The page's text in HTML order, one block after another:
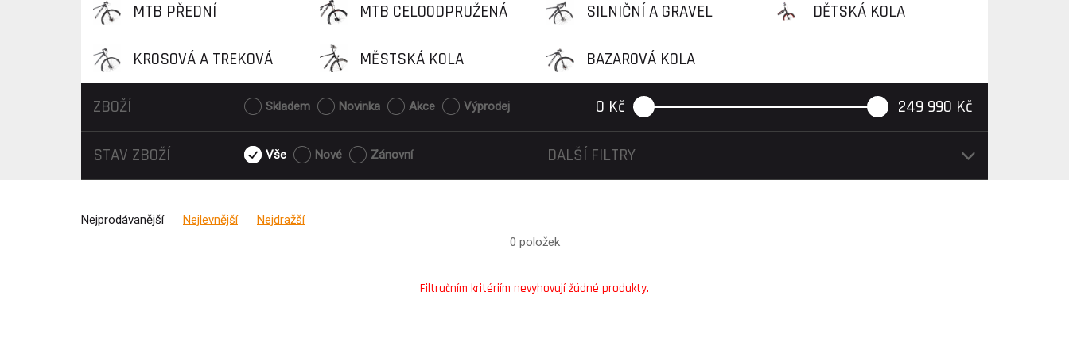
MTB PŘEDNÍ
ODPRUŽENÍ
MTB CELOODPRUŽENÁ SILNIČNÍ A GRAVEL
KOLA
DĚTSKÁ KOLA
KROSOVÁ A TREKOVÁ
KOLA
MĚSTSKÁ KOLA BAZAROVÁ KOLA
ZBOŽÍ Skladem Novinka Akce Výprodej 0 Kč 249 990 Kč
STAV ZBOŽÍ Vše Nové Zánovní DALŠÍ FILTRY
Nejprodávanější Nejlevnější
Nejdražší
0 položek
Filtračním kritériím nevyhovují žádné produkty.